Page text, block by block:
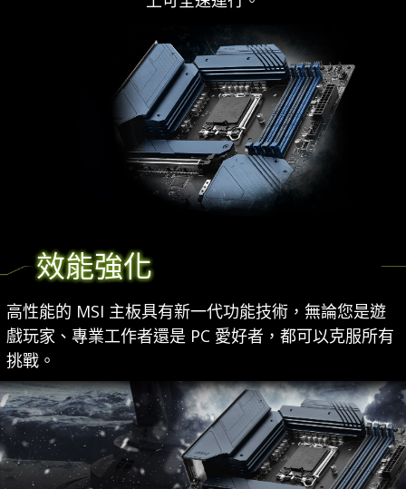
效能強化
高性能的 MSI 主板具有新一代功能技術，無論您是遊
戲玩家、專業工作者還是 PC 愛好者，都可以克服所有
挑戰。